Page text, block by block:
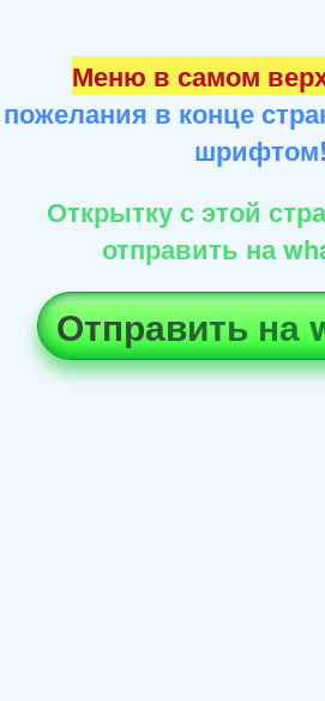
Меню в самом
пожелания в конце
Открытку с этой
отправить на
Отправить на